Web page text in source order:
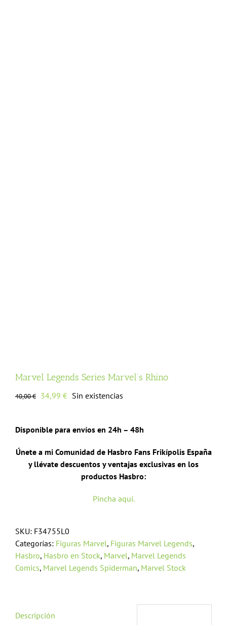
Marvel Legends Series Marvel’s Rhino
40,00€ El
era:
34,99 € El
es:
Sin existencias
Disponible para envíos en 24h – 48h
Únete a mi Comunidad de Hasbro Fans Frikípolis España
y llévate descuentos y ventajas exclusivas en los
productos Hasbro:
Pincha aquí.
SKU: F34755L0
Categorías: Figuras Marvel, Figuras Marvel Legends,
Hasbro, Hasbro en Stock, Marvel, Marvel Legends
Comics, Marvel Legends Spiderman, Marvel Stock
Descripción